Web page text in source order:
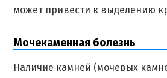
может привести к выделению
Мочекаменная болезнь
Наличие камней (мочевых